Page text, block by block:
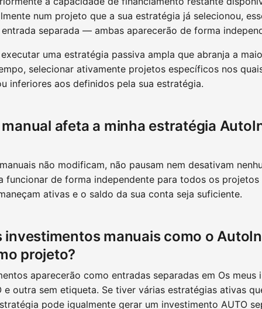
num projeto que a sua estratégia já selecionou,
separada — ambas aparecerão de forma
uma estratégia passiva ampla que abranja a
selecionar ativamente projetos específicos nos
inferiores aos definidos pela sua estratégia.
afeta a minha estratégia
não modificam, não pausam nem desativam
funcionar de forma independente para todos os
ativas e o saldo da sua conta seja suficiente.
investimentos manuais como o
projeto?
aparecerão como entradas separadas em Os
e outra sem etiqueta. Se tiver várias estratégias ativas
pode igualmente gerar um investimento AUTO